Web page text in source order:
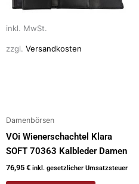
inkl. MwSt.
zzgl. Versandkosten
Damenbörsen
VOi Wienerschachtel Klara
SOFT 70363 Kalbleder Damen
76,95 € inkl. gesetzlicher Umsatzsteuer
Varianten
auf.
Optionen
werden